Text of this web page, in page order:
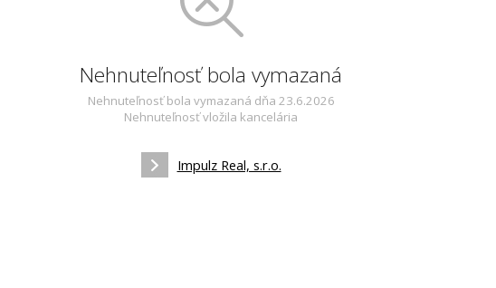
Nehnuteľnosť bola vymazaná
Nehnuteľnosť bola vymazaná dňa 23.6.2026
Nehnuteľnosť vložila kancelária
Impulz Real, s.r.o.